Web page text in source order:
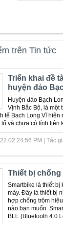
trên Tin tức
Triển khai đề
huyện đảo
Huyện đảo Bạch
Vịnh Bắc Bộ, là một
tế Bạch Long Vĩ
và chưa có tính liên
02:24:56 PM | Tác
Thiết bị chống
Smartbike là thiết bị
máy. Đây là thiết bị
hợp chống trộm
nào bạn muốn.
BLE (Bluetooth 4.0